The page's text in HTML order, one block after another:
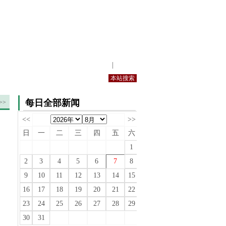
每日全部新闻
<<
>>
日
一 二 三 四 五
六
1
2
3 4 5 6 7
8
9
10 11 12 13 14
15
16
17 18 19 20 21
22
23
24 25 26 27 28
29
30
31